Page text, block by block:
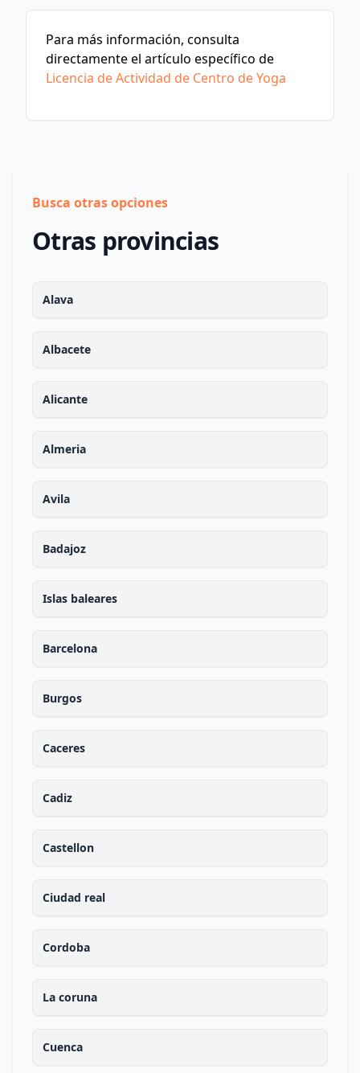
Para más información, consulta
directamente el artículo específico de
Licencia de Actividad de Centro de Yoga
Busca otras opciones
Otras provincias
Alava
Albacete
Alicante
Almeria
Avila
Badajoz
Islas baleares
Barcelona
Burgos
Caceres
Cadiz
Castellon
Ciudad real
Cordoba
La coruna
Cuenca